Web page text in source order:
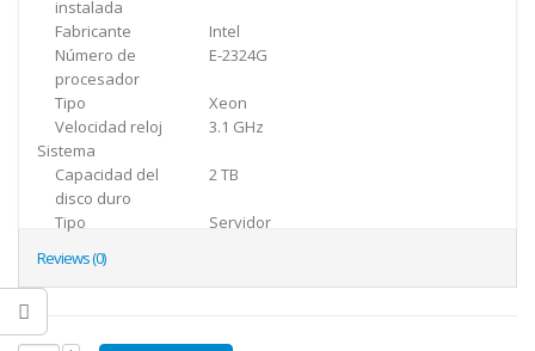
instalada
Fabricante
Intel
Número de
procesador
E-2324G
Tipo
Xeon
Velocidad reloj
3.1 GHz
Sistema
Capacidad del
disco duro
2 TB
Tipo
Servidor
Reviews (0)